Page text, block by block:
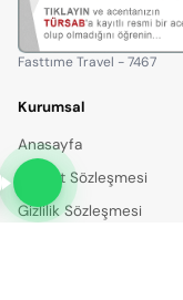
Fasttıme Travel - 7467
Kurumsal
Anasayfa
Hizmet Sözleşmesi
Gizlilik Sözleşmesi